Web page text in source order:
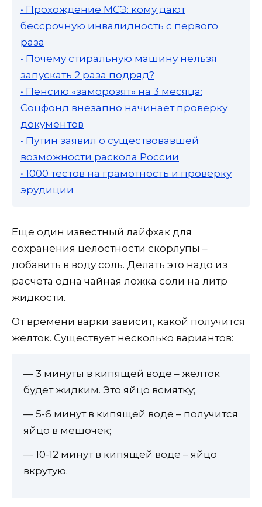
• Прохождение МСЭ: кому дают
бессрочную инвалидность с первого
раза
• Почему стиральную машину нельзя
запускать 2 раза подряд?
• Пенсию «заморозят» на 3 месяца:
Соцфонд внезапно начинает проверку
документов
• Путин заявил о существовавшей
возможности раскола России
• 1000 тестов на грамотность и проверку
эрудиции
Еще один известный лайфхак для
сохранения целостности скорлупы –
добавить в воду соль. Делать это надо из
расчета одна чайная ложка соли на литр
жидкости.
От времени варки зависит, какой получится
желток. Существует несколько вариантов:
— 3 минуты в кипящей воде – желток
будет жидким. Это яйцо всмятку;
— 5-6 минут в кипящей воде – получится
яйцо в мешочек;
— 10-12 минут в кипящей воде – яйцо
вкрутую.